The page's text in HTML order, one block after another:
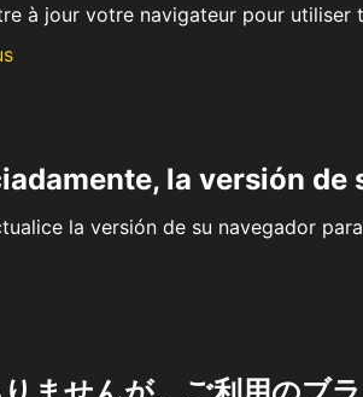
à jour votre navigateur pour
la versión de
la versión de su navegador